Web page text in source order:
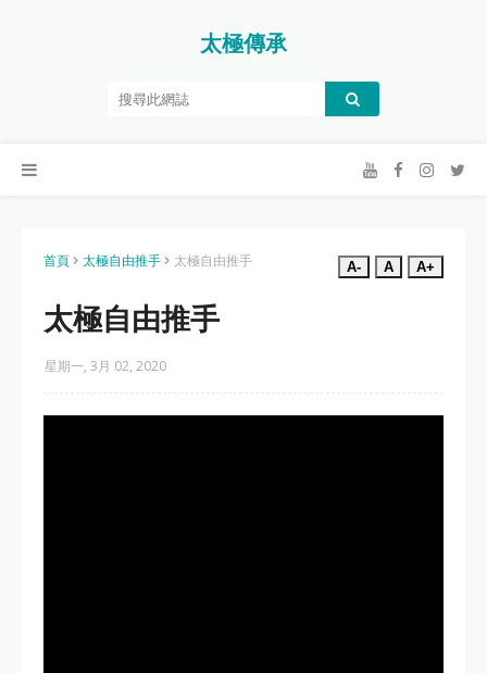
太極傳承
首頁 太極自由推手 太極自由推手 A- A A+
太極自由推手
星期一, 3月 02, 2020